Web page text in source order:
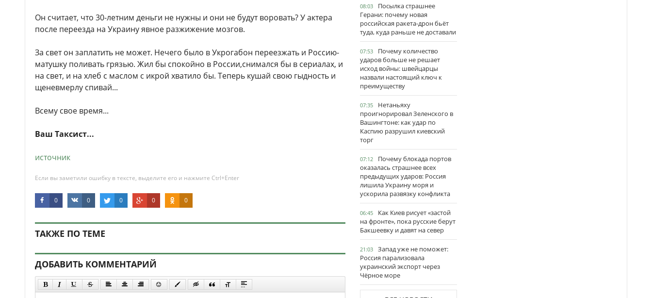
Он считает, что 30-летним деньги не нужны и они не будут воровать? У актера
после переезда на Украину явное разжижение мозгов.
За свет он заплатить не может. Нечего было в Укрогабон переезжать и Россию-
матушку поливать грязью. Жил бы спокойно в России,снимался бы в сериалах, и
на свет, и на хлеб с маслом с икрой хватило бы. Теперь кушай свою гыдность и
щеневмерлу спивай...
Всему свое время...
Ваш Таксист...
источник
Если вы заметили ошибку в тексте, выделите его и нажмите Ctrl+Enter
0 0 0 0 0
ТАКЖЕ ПО ТЕМЕ
ДОБАВИТЬ КОММЕНТАРИЙ
08:03
Посылка страшнее
Герани: почему новая
российская ракета-дрон бьёт
туда, куда раньше не доставали
07:53
Почему количество
ударов больше не решает
исход войны: швейцарцы
назвали настоящий ключ к
преимуществу
07:35
Нетаньяху
проигнорировал Зеленского в
Вашингтоне: как удар по
Каспию разрушил киевский
торг
07:12
Почему блокада портов
оказалась страшнее всех
предыдущих ударов: Россия
лишила Украину моря и
ускорила развязку конфликта
06:45
Как Киев рисует «застой
на фронте», пока русские берут
Бакшеевку и давят на север
21:03
Запад уже не поможет:
Россия парализовала
украинский экспорт через
Чёрное море